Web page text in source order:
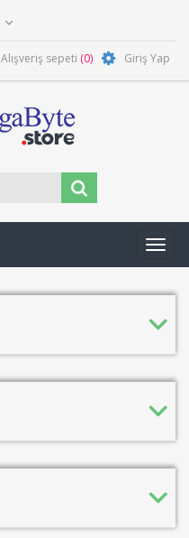
Alışveriş sepeti (0) Giriş Yap